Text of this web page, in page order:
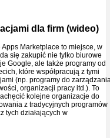
dla firm (wideo)
Apps Marketplace to miejsce, w
się zakupić nie tylko biurowe
Google, ale także programy od
które współpracują z tymi
(np. programy do
organizacji pracy itd.). To
kolejne organizacje do
z tradycyjnych programów
tych działających w